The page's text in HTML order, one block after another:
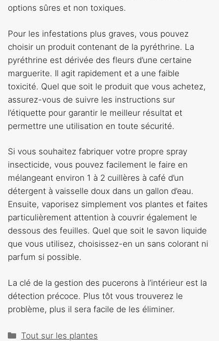
options sûres et non toxiques.
Pour les infestations plus graves, vous pouvez
choisir un produit contenant de la pyréthrine. La
pyréthrine est dérivée des fleurs d’une certaine
marguerite. Il agit rapidement et a une faible
toxicité. Quel que soit le produit que vous achetez,
assurez-vous de suivre les instructions sur
l’étiquette pour garantir le meilleur résultat et
permettre une utilisation en toute sécurité.
Si vous souhaitez fabriquer votre propre spray
insecticide, vous pouvez facilement le faire en
mélangeant environ 1 à 2 cuillères à café d’un
détergent à vaisselle doux dans un gallon d’eau.
Ensuite, vaporisez simplement vos plantes et faites
particulièrement attention à couvrir également le
dessous des feuilles. Quel que soit le savon liquide
que vous utilisez, choisissez-en un sans colorant ni
parfum si possible.
La clé de la gestion des pucerons à l’intérieur est la
détection précoce. Plus tôt vous trouverez le
problème, plus il sera facile de les éliminer.
Catégories
Tout sur les plantes